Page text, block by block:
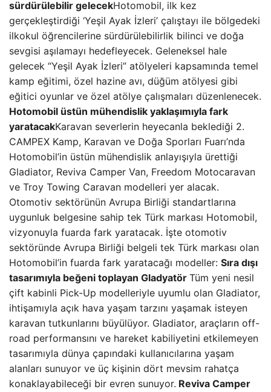
sürdürülebilir gelecekHotomobil, ilk kez
gerçekleştirdiği ‘Yeşil Ayak İzleri’ çalıştayı ile bölgedeki
ilkokul öğrencilerine sürdürülebilirlik bilinci ve doğa
sevgisi aşılamayı hedefleyecek. Geleneksel hale
gelecek “Yeşil Ayak İzleri” atölyeleri kapsamında temel
kamp eğitimi, özel hazine avı, düğüm atölyesi gibi
eğitici oyunlar ve özel atölye çalışmaları düzenlenecek.
Hotomobil üstün mühendislik yaklaşımıyla fark
yaratacakKaravan severlerin heyecanla beklediği 2.
CAMPEX Kamp, Karavan ve Doğa Sporları Fuarı’nda
Hotomobil’in üstün mühendislik anlayışıyla ürettiği
Gladiator, Reviva Camper Van, Freedom Motocaravan
ve Troy Towing Caravan modelleri yer alacak.
Otomotiv sektörünün Avrupa Birliği standartlarına
uygunluk belgesine sahip tek Türk markası Hotomobil,
vizyonuyla fuarda fark yaratacak. İşte otomotiv
sektöründe Avrupa Birliği belgeli tek Türk markası olan
Hotomobil’in fuarda fark yaratacağı modeller: Sıra dışı
tasarımıyla beğeni toplayan Gladyatör Tüm yeni nesil
çift kabinli Pick-Up modelleriyle uyumlu olan Gladiator,
ihtişamıyla açık hava yaşam tarzını yaşamak isteyen
karavan tutkunlarını büyülüyor. Gladiator, araçların off-
road performansını ve hareket kabiliyetini etkilemeyen
tasarımıyla dünya çapındaki kullanıcılarına yaşam
alanları sunuyor ve üç kişinin dört mevsim rahatça
konaklayabileceği bir evren sunuyor. Reviva Camper